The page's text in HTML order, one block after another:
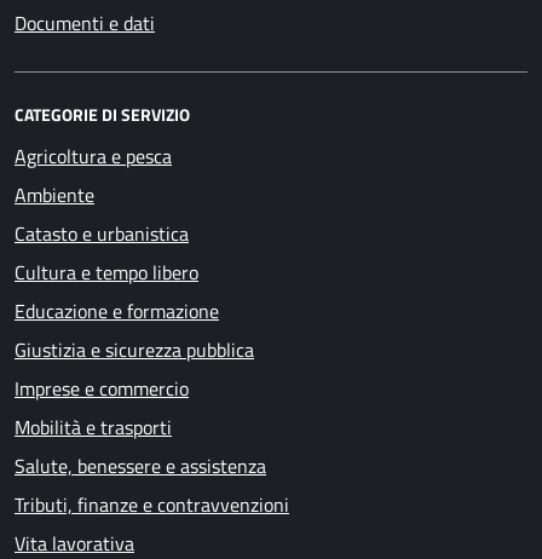
Documenti e dati
CATEGORIE DI SERVIZIO
Agricoltura e pesca
Ambiente
Catasto e urbanistica
Cultura e tempo libero
Educazione e formazione
Giustizia e sicurezza pubblica
Imprese e commercio
Mobilità e trasporti
Salute, benessere e assistenza
Tributi, finanze e contravvenzioni
Vita lavorativa